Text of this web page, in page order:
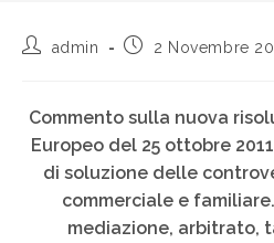
admin 2 Novembre
Commento sulla nuova
Europeo del 25 ottobre
di soluzione delle
commerciale e
mediazione, arbitrato,